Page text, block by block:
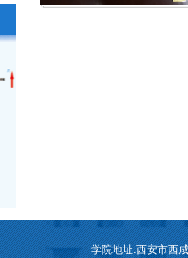
学院地址:西安市西